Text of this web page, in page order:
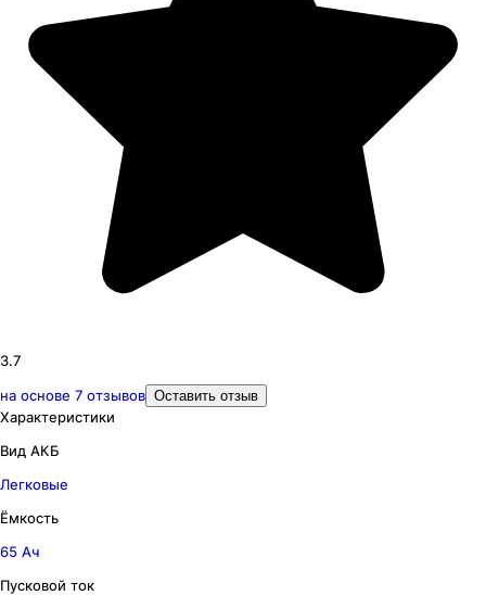
3.7
на основе 7 отзывов Оставить отзыв
Характеристики
Вид АКБ
Легковые
Ёмкость
65 Ач
Пусковой ток